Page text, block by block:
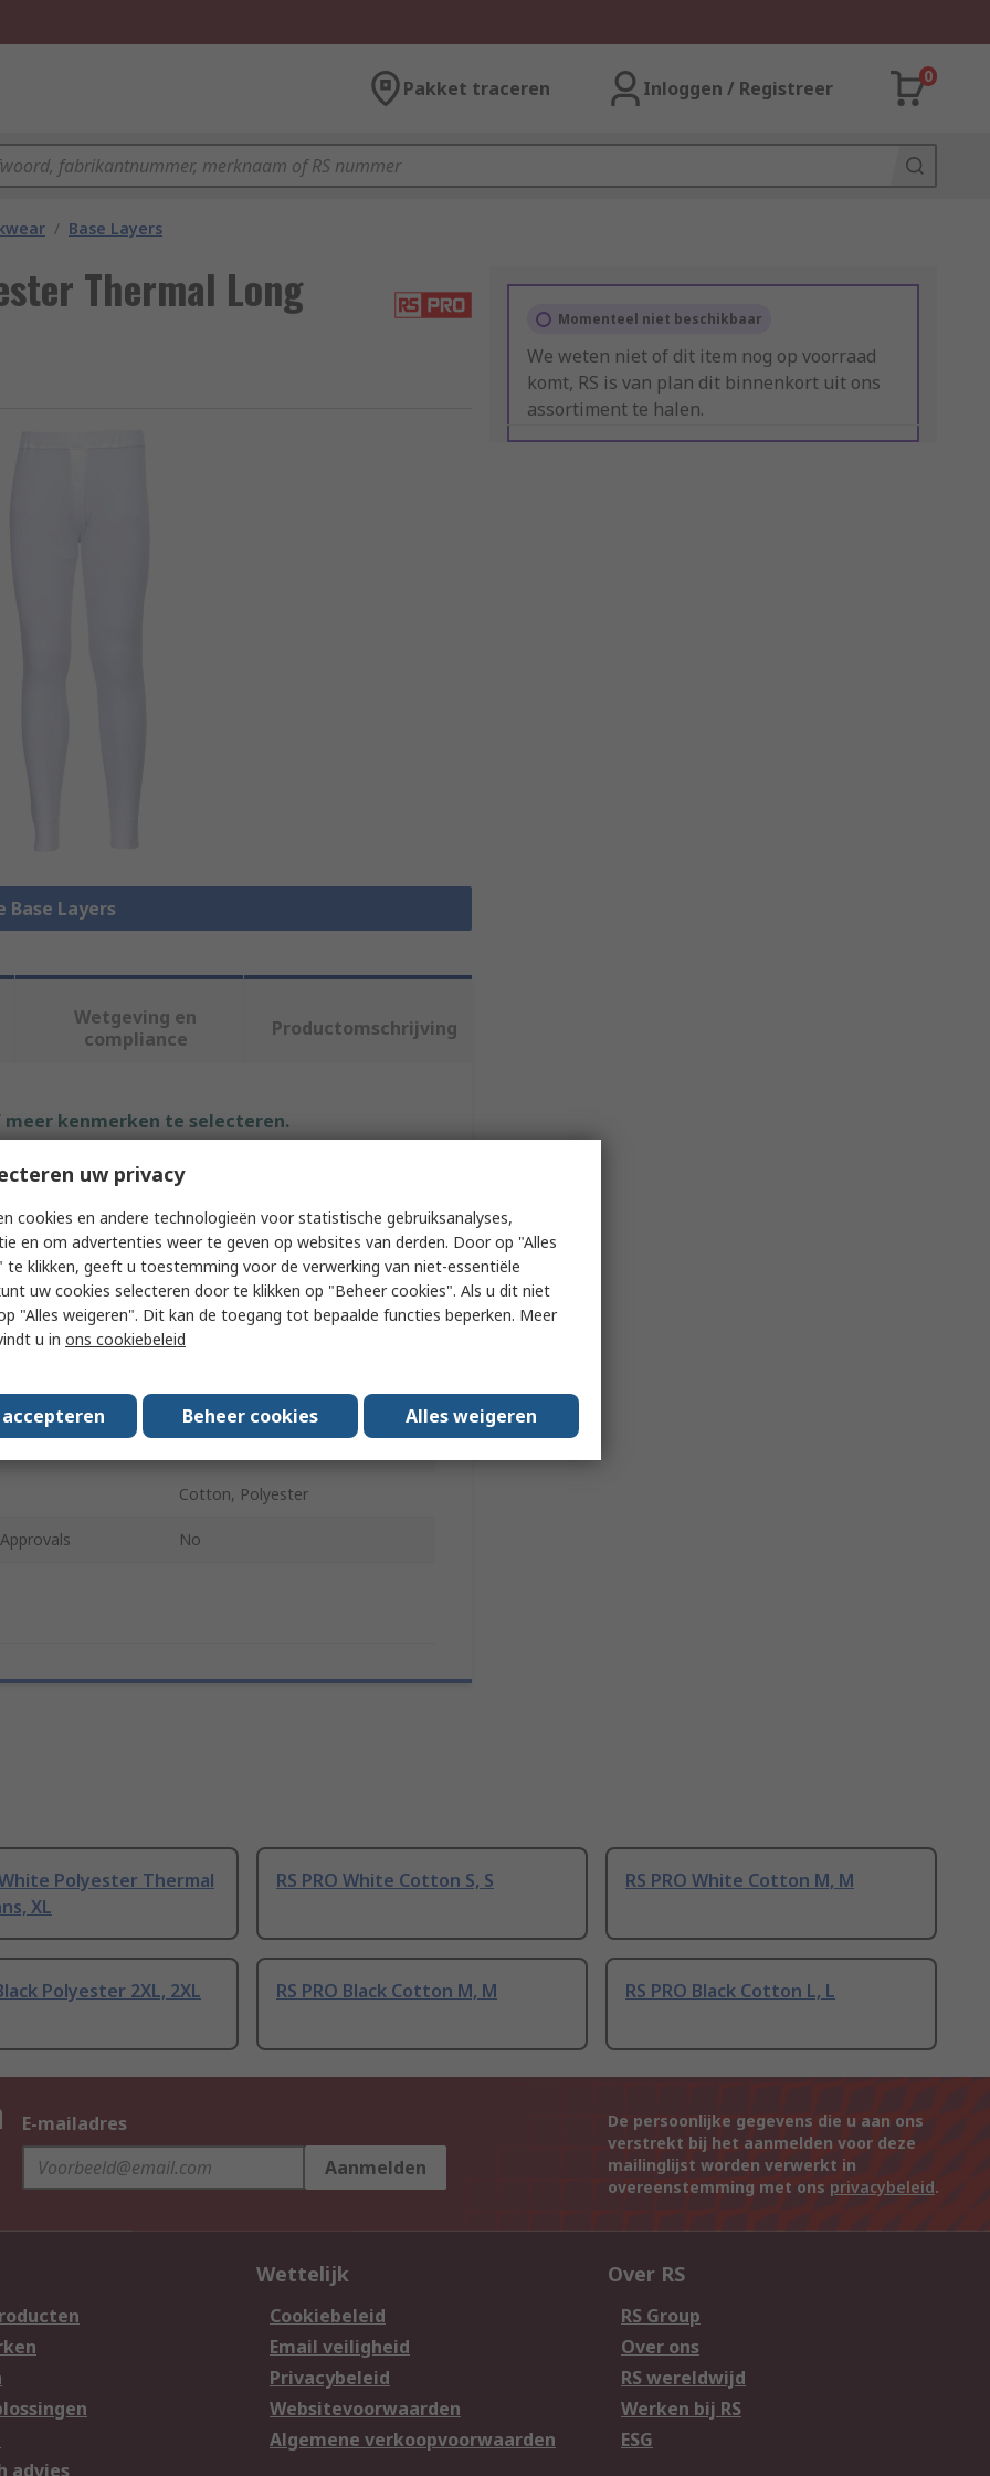
Pakket traceren Inloggen / Registreer
0
/ Base Layers
Thermal Long
Base Layers
Momenteel niet beschikbaar
We weten niet of dit item nog op voorraad
komt, RS is van plan dit binnenkort uit ons
assortiment te halen.
Wetgeving en
compliance
Productomschrijving
kenmerken te selecteren.
Waarde
RS PRO
XL
Thermal Long Johns
Cotton, Polyester
No
White Polyester Thermal
XL
RS PRO White Cotton S, S RS PRO White Cotton M, M
Polyester 2XL, 2XL RS PRO Black Cotton M, M RS PRO Black Cotton L, L
E-mailadres
Aanmelden
De persoonlijke gegevens die u aan ons
verstrekt bij het aanmelden voor deze
mailinglijst worden verwerkt in
overeenstemming met ons privacybeleid.
advies
Wettelijk
Cookiebeleid
Email veiligheid
Privacybeleid
Websitevoorwaarden
Algemene verkoopvoorwaarden
Over RS
RS Group
Over ons
RS wereldwijd
Werken bij RS
ESG
uw privacy
cookies en andere technologieën voor statistische gebruiksanalyses,
en om advertenties weer te geven op websites van derden. Door op "Alles
te klikken, geeft u toestemming voor de verwerking van niet-essentiële
uw cookies selecteren door te klikken op "Beheer cookies". Als u dit niet
"Alles weigeren". Dit kan de toegang tot bepaalde functies beperken. Meer
u in ons cookiebeleid
Beheer cookies Alles weigeren